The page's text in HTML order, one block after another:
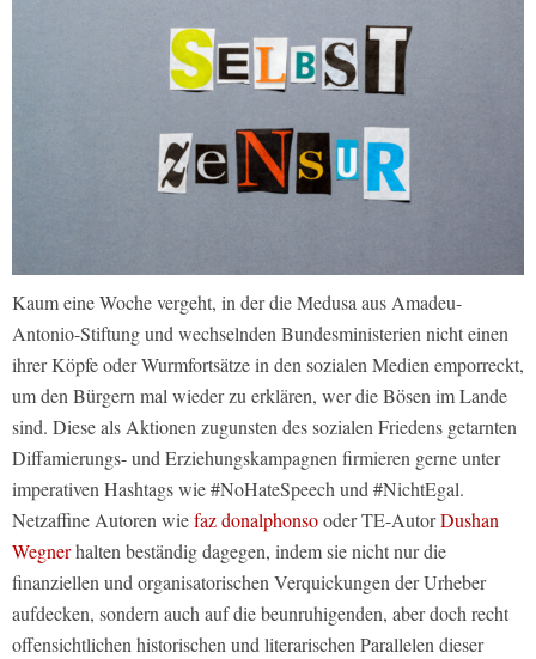
Kaum eine Woche vergeht, in der die Medusa aus Amadeu-
Antonio-Stiftung und wechselnden Bundesministerien nicht einen
ihrer Köpfe oder Wurmfortsätze in den sozialen Medien emporreckt,
um den Bürgern mal wieder zu erklären, wer die Bösen im Lande
sind. Diese als Aktionen zugunsten des sozialen Friedens getarnten
Diffamierungs- und Erziehungskampagnen firmieren gerne unter
imperativen Hashtags wie #NoHateSpeech und #NichtEgal.
Netzaffine Autoren wiefaz donalphonsooder TE-AutorDushan
Wegnerhalten beständig dagegen, indem sie nicht nur die
finanziellen und organisatorischen Verquickungen der Urheber
aufdecken, sondern auch auf die beunruhigenden, aber doch recht
offensichtlichen historischen und literarischen Parallelen dieser